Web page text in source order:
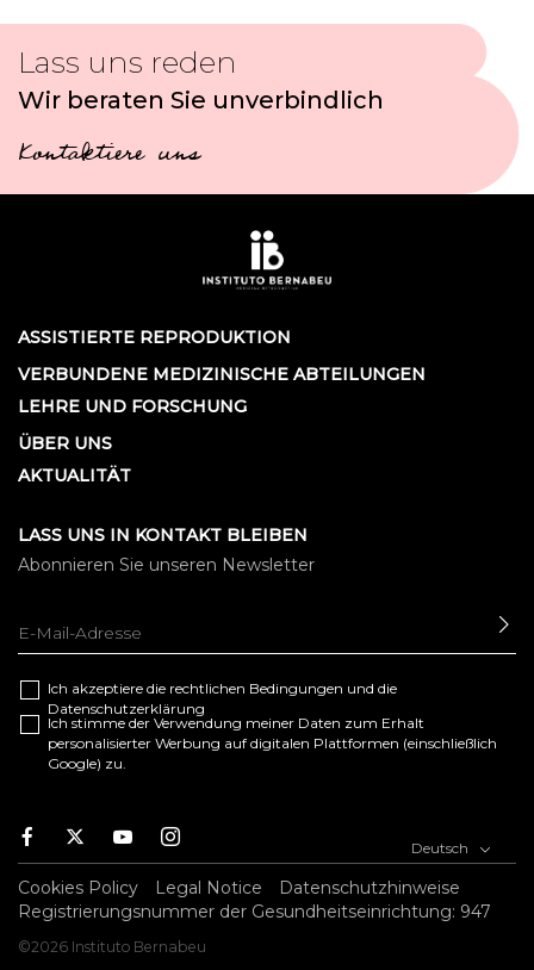
Lass uns reden
Wir beraten Sie unverbindlich
Kontaktiere uns
ASSISTIERTE REPRODUKTION
VERBUNDENE MEDIZINISCHE ABTEILUNGEN
LEHRE UND FORSCHUNG
ÜBER UNS
AKTUALITÄT
LASS UNS IN KONTAKT BLEIBEN
Abonnieren Sie unseren Newsletter
Ich akzeptiere die rechtlichen Bedingungen und die
Datenschutzerklärung
Ich stimme der Verwendung meiner Daten zum Erhalt
personalisierter Werbung auf digitalen Plattformen (einschließlich
Google) zu.
a
c
e
o
w
t
e
Y
o
u
t
b
I
n
s
t
g
Deutsch
Cookies Policy Legal Notice
Datenschutzhinweise
Registrierungsnummer der Gesundheitseinrichtung: 947
©2026 Instituto Bernabeu